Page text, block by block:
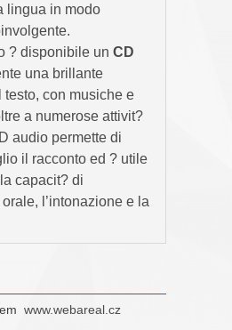
lingua in modo
? disponibile un CD
una brillante
testo, con musiche e
a numerose attivit?
audio permette di
il racconto ed ? utile
capacit? di
l’intonazione e la
www.webareal.cz